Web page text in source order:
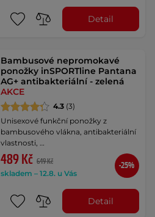
Detail
Bambusové nepromokavé
ponožky inSPORTline Pantana
AG+ antibakteriální - zelená
AKCE
4.3 (3)
Unisexové funkční ponožky z
bambusového vlákna, antibakteriální
vlastnosti, …
489 Kč 649 Kč
skladem – 12.8. u Vás
-25%
Detail